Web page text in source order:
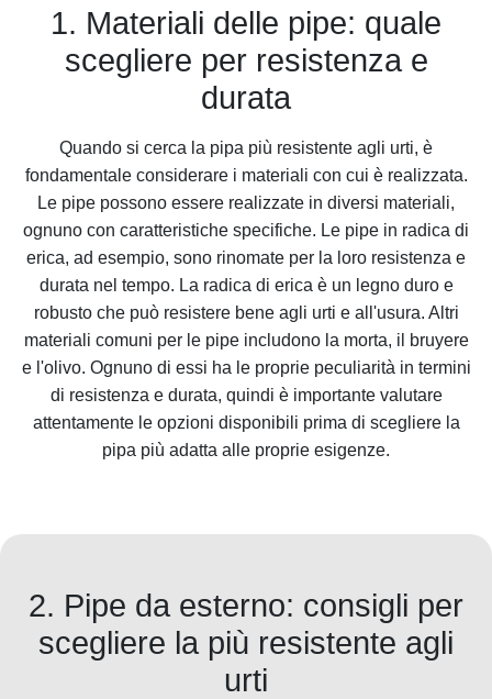
1. Materiali delle pipe: quale
scegliere per resistenza e
durata
Quando si cerca la pipa più resistente agli urti, è
fondamentale considerare i materiali con cui è realizzata.
Le pipe possono essere realizzate in diversi materiali,
ognuno con caratteristiche specifiche. Le pipe in radica di
erica, ad esempio, sono rinomate per la loro resistenza e
durata nel tempo. La radica di erica è un legno duro e
robusto che può resistere bene agli urti e all'usura. Altri
materiali comuni per le pipe includono la morta, il bruyere
e l'olivo. Ognuno di essi ha le proprie peculiarità in termini
di resistenza e durata, quindi è importante valutare
attentamente le opzioni disponibili prima di scegliere la
pipa più adatta alle proprie esigenze.
2. Pipe da esterno: consigli per
scegliere la più resistente agli
urti